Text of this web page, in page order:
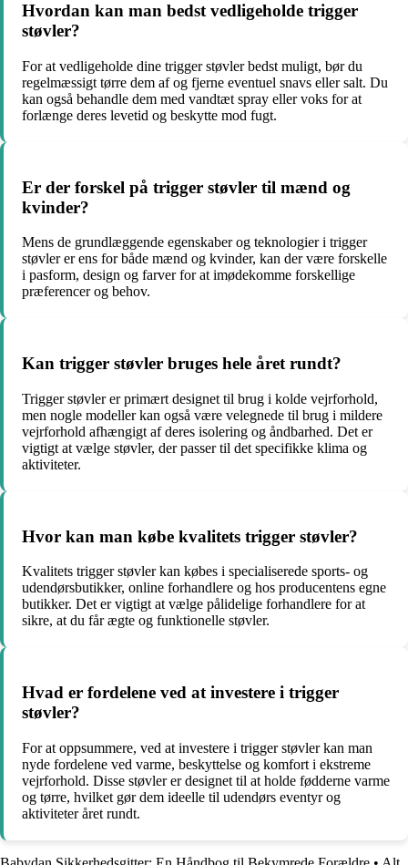
Hvordan kan man bedst vedligeholde trigger
støvler?
For at vedligeholde dine trigger støvler bedst muligt, bør du
regelmæssigt tørre dem af og fjerne eventuel snavs eller salt. Du
kan også behandle dem med vandtæt spray eller voks for at
forlænge deres levetid og beskytte mod fugt.
Er der forskel på trigger støvler til mænd og
kvinder?
Mens de grundlæggende egenskaber og teknologier i trigger
støvler er ens for både mænd og kvinder, kan der være forskelle
i pasform, design og farver for at imødekomme forskellige
præferencer og behov.
Kan trigger støvler bruges hele året rundt?
Trigger støvler er primært designet til brug i kolde vejrforhold,
men nogle modeller kan også være velegnede til brug i mildere
vejrforhold afhængigt af deres isolering og åndbarhed. Det er
vigtigt at vælge støvler, der passer til det specifikke klima og
aktiviteter.
Hvor kan man købe kvalitets trigger støvler?
Kvalitets trigger støvler kan købes i specialiserede sports- og
udendørsbutikker, online forhandlere og hos producentens egne
butikker. Det er vigtigt at vælge pålidelige forhandlere for at
sikre, at du får ægte og funktionelle støvler.
Hvad er fordelene ved at investere i trigger
støvler?
For at oppsummere, ved at investere i trigger støvler kan man
nyde fordelene ved varme, beskyttelse og komfort i ekstreme
vejrforhold. Disse støvler er designet til at holde fødderne varme
og tørre, hvilket gør dem ideelle til udendørs eventyr og
aktiviteter året rundt.